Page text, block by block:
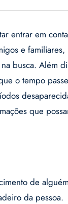
entrar em
e
busca. Além
o tempo
que
de
da pessoa.